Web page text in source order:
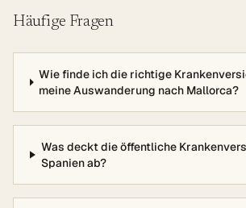
Häufige Fragen
Wie finde ich die richtige
meine Auswanderung nach Mallorca?
Was deckt die öffentliche
Spanien ab?